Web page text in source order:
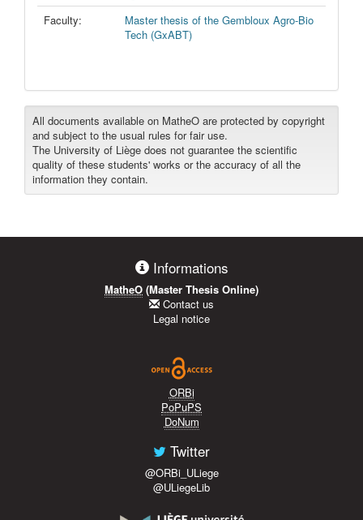
Faculty:
Master thesis of the Gembloux Agro-Bio
Tech (GxABT)
All documents available on MatheO are protected by copyright
and subject to the usual rules for fair use.
The University of Liège does not guarantee the scientific
quality of these students' works or the accuracy of all the
information they contain.
Informations
MatheO (Master Thesis Online)
Contact us
Legal notice
ORBi
PoPuPS
DoNum
Twitter
@ORBi_ULiege
@ULiegeLib